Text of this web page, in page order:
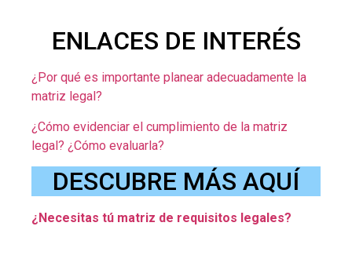
ENLACES DE INTERÉS
¿Por qué es importante planear adecuadamente la
matriz legal?
¿Cómo evidenciar el cumplimiento de la matriz
legal? ¿Cómo evaluarla?
DESCUBRE MÁS AQUÍ
¿Necesitas tú matriz de requisitos legales?